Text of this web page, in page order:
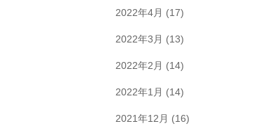
2022年4月 (17)
2022年3月 (13)
2022年2月 (14)
2022年1月 (14)
2021年12月 (16)